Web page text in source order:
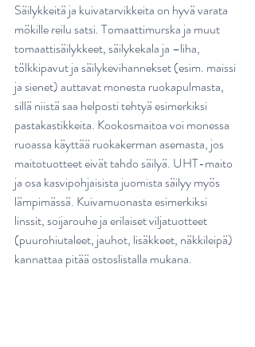
Säilykkeitä ja kuivatarvikkeita on hyvä varata
mökille reilu satsi. Tomaattimurska ja muut
tomaattisäilykkeet, säilykekala ja –liha,
tölkkipavut ja säilykevihannekset (esim. maissi
ja sienet) auttavat monesta ruokapulmasta,
sillä niistä saa helposti tehtyä esimerkiksi
pastakastikkeita. Kookosmaitoa voi monessa
ruoassa käyttää ruokakerman asemasta, jos
maitotuotteet eivät tahdo säilyä. UHT-maito
ja osa kasvipohjaisista juomista säilyy myös
lämpimässä. Kuivamuonasta esimerkiksi
linssit, soijarouhe ja erilaiset viljatuotteet
(puurohiutaleet, jauhot, lisäkkeet, näkkileipä)
kannattaa pitää ostoslistalla mukana.